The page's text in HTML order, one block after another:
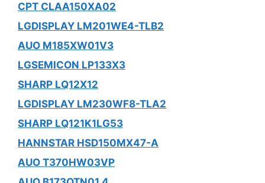
CPT CLAA150XA02
LGDISPLAY LM201WE4-TLB2
AUO M185XW01V3
LGSEMICON LP133X3
SHARP LQ12X12
LGDISPLAY LM230WF8-TLA2
SHARP LQ121K1LG53
HANNSTAR HSD150MX47-A
AUO T370HW03VP